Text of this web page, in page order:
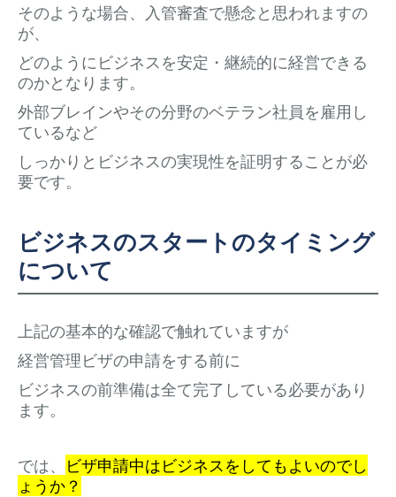
そのような場合、入管審査で懸念と思われますの
が、
どのようにビジネスを安定・継続的に経営できる
のかとなります。
外部ブレインやその分野のベテラン社員を雇用し
ているなど
しっかりとビジネスの実現性を証明することが必
要です。
ビジネスのスタートのタイミング
について
上記の基本的な確認で触れていますが
経営管理ビザの申請をする前に
ビジネスの前準備は全て完了している必要があり
ます。
では、
ビザ申請中はビジネスをしてもよいのでし
ょうか？